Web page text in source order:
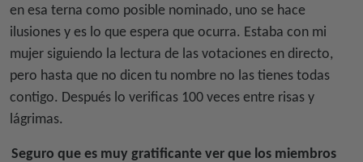
en esa terna como posible nominado, uno se hace
ilusiones y es lo que espera que ocurra. Estaba con mi
mujer siguiendo la lectura de las votaciones en directo,
pero hasta que no dicen tu nombre no las tienes todas
contigo. Después lo verificas 100 veces entre risas y
lágrimas.
Seguro que es muy gratificante ver que los miembros